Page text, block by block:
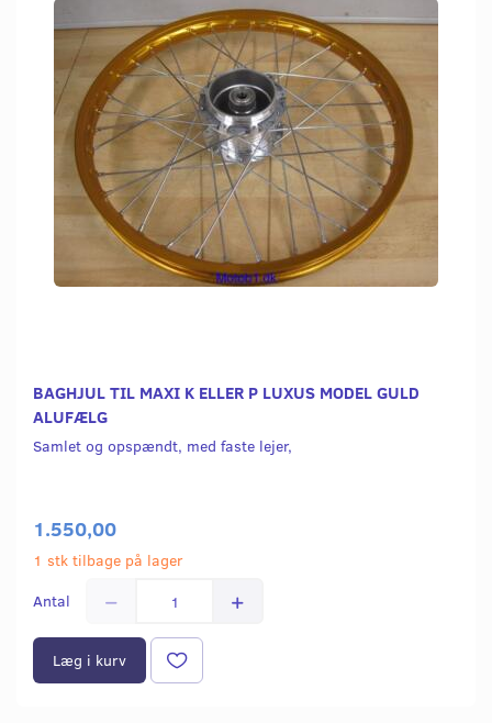
BAGHJUL TIL MAXI K ELLER P LUXUS MODEL GULD
ALUFÆLG
Samlet og opspændt, med faste lejer,
1.550,00
1 stk tilbage på lager
Antal
Læg i kurv